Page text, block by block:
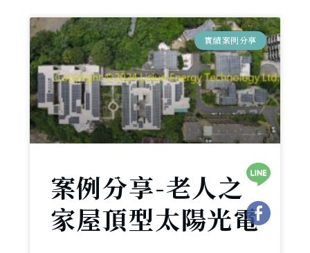
實績案例分享
案例分享-老人之
家屋頂型太陽光電